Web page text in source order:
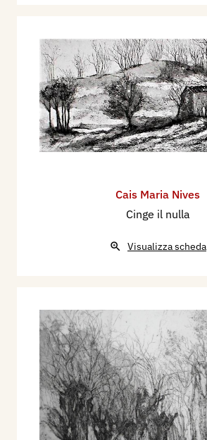
Cais Maria Nives
Cinge il nulla
Visualizza scheda